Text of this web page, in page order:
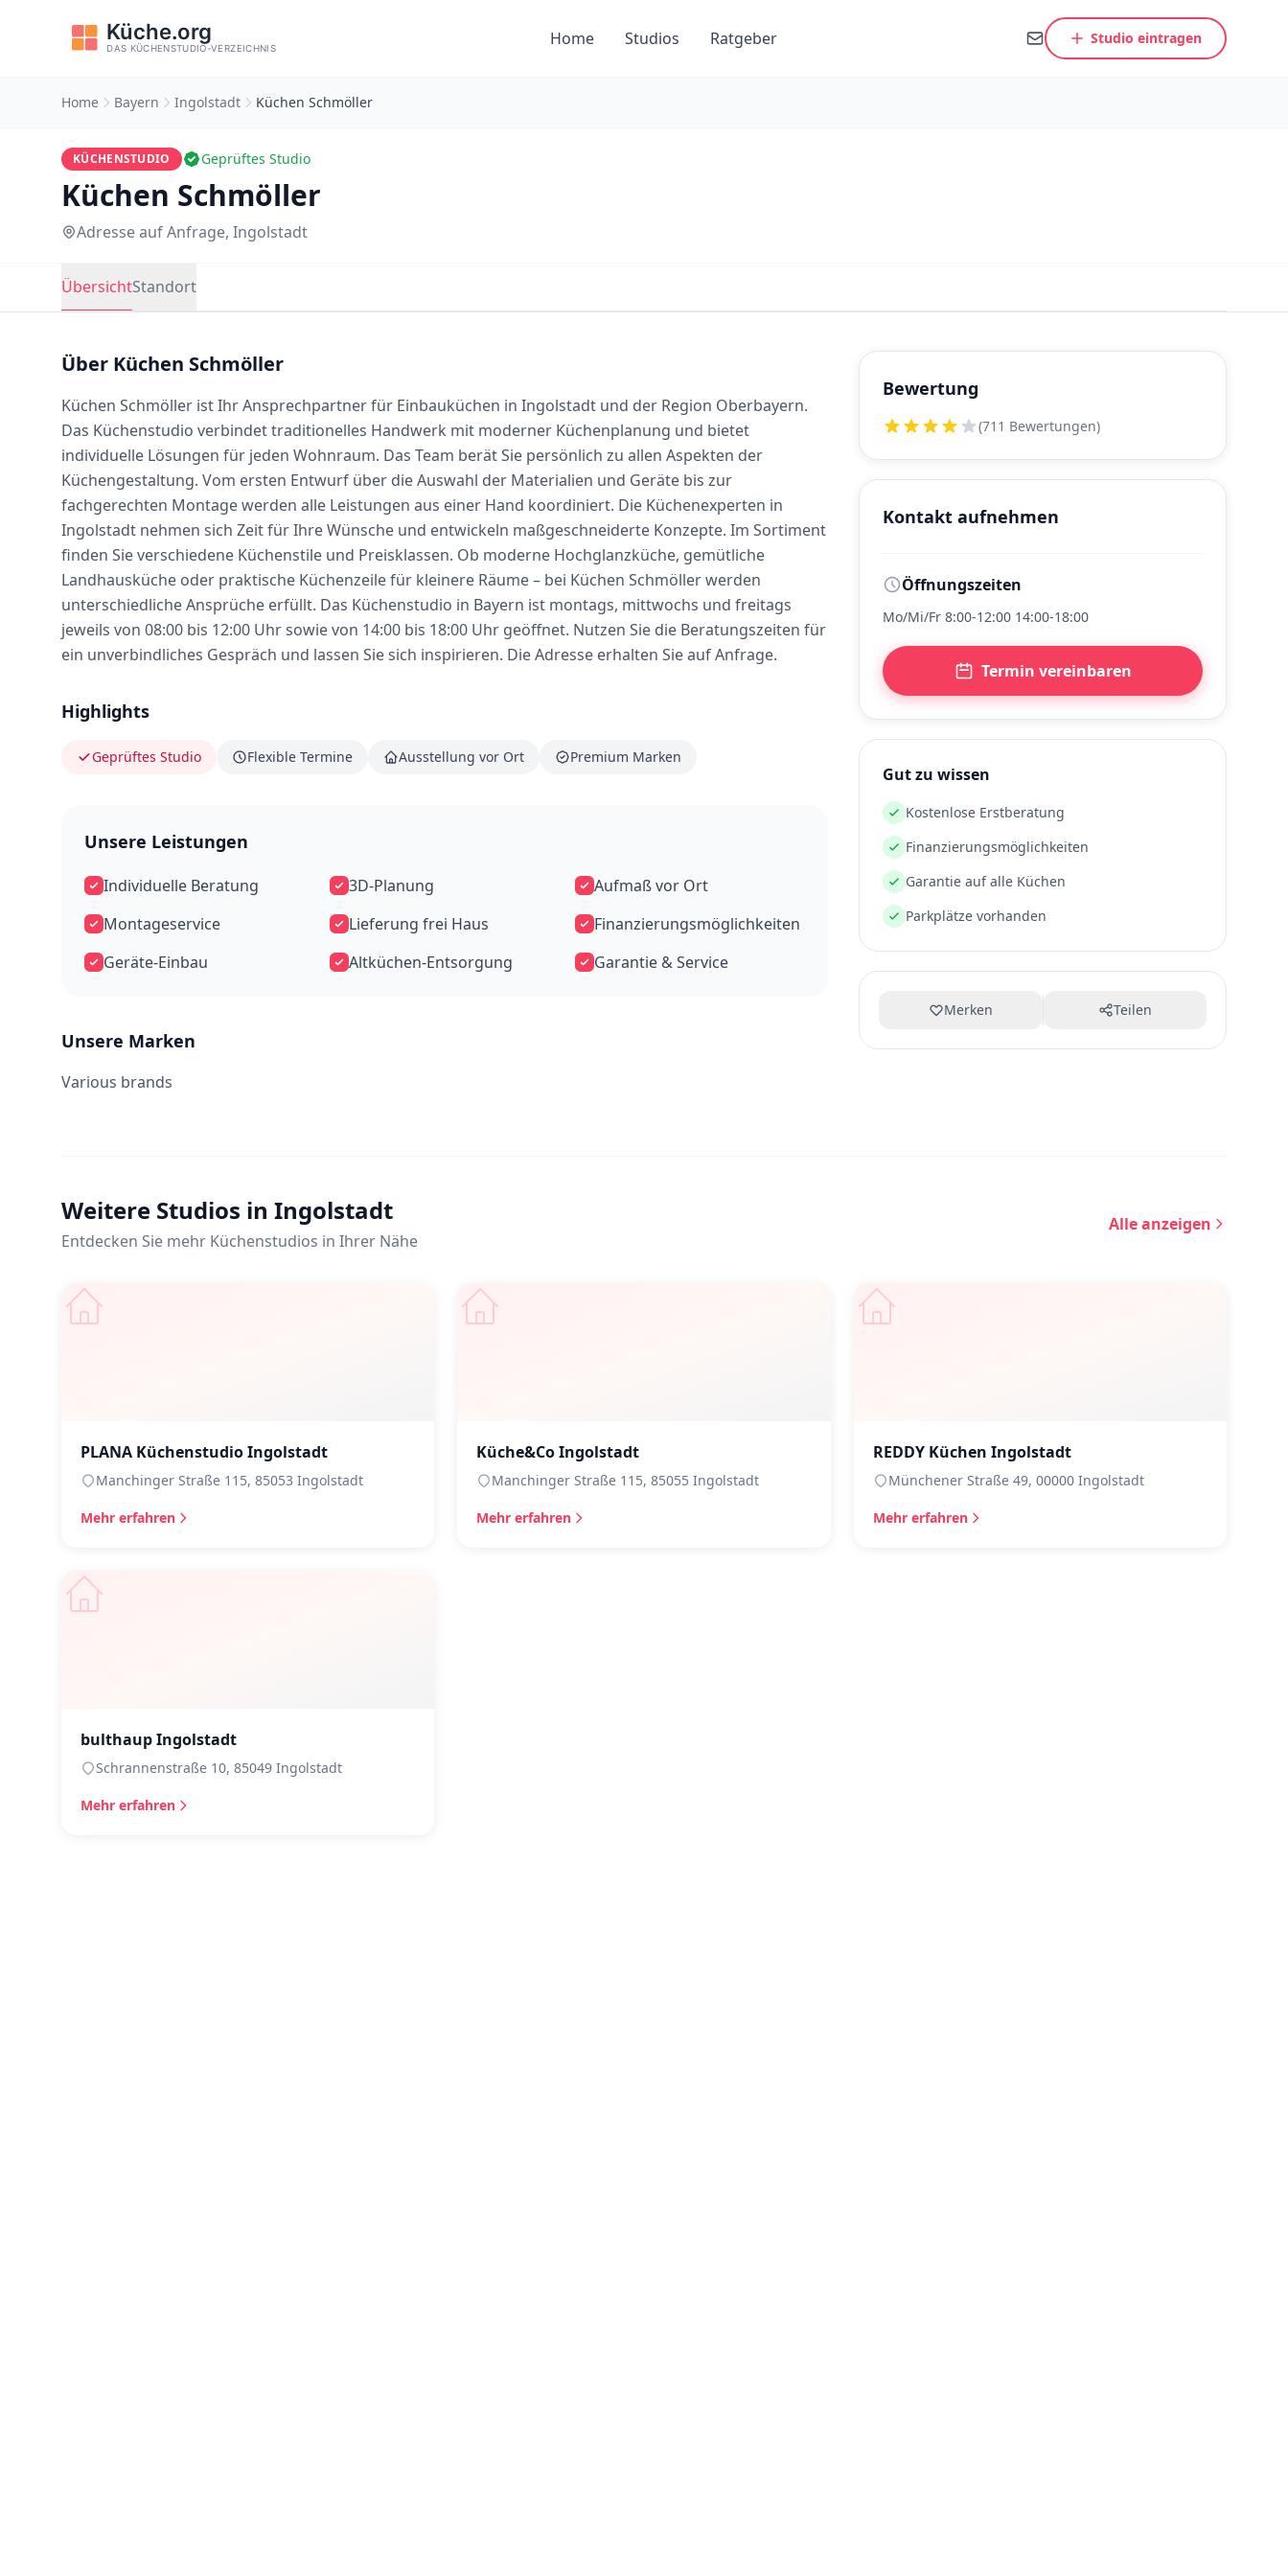
Home Studios Ratgeber Studio eintragen
Home Bayern Ingolstadt Küchen Schmöller
KÜCHENSTUDIO Geprüftes Studio
Küchen Schmöller
Adresse auf Anfrage, Ingolstadt
ÜbersichtStandort
Über Küchen Schmöller
Küchen Schmöller ist Ihr Ansprechpartner für Einbauküchen in Ingolstadt und der Region Oberbayern.
Das Küchenstudio verbindet traditionelles Handwerk mit moderner Küchenplanung und bietet
individuelle Lösungen für jeden Wohnraum. Das Team berät Sie persönlich zu allen Aspekten der
Küchengestaltung. Vom ersten Entwurf über die Auswahl der Materialien und Geräte bis zur
fachgerechten Montage werden alle Leistungen aus einer Hand koordiniert. Die Küchenexperten in
Ingolstadt nehmen sich Zeit für Ihre Wünsche und entwickeln maßgeschneiderte Konzepte. Im Sortiment
finden Sie verschiedene Küchenstile und Preisklassen. Ob moderne Hochglanzküche, gemütliche
Landhausküche oder praktische Küchenzeile für kleinere Räume – bei Küchen Schmöller werden
unterschiedliche Ansprüche erfüllt. Das Küchenstudio in Bayern ist montags, mittwochs und freitags
jeweils von 08:00 bis 12:00 Uhr sowie von 14:00 bis 18:00 Uhr geöffnet. Nutzen Sie die Beratungszeiten für
ein unverbindliches Gespräch und lassen Sie sich inspirieren. Die Adresse erhalten Sie auf Anfrage.
Highlights
Geprüftes Studio Flexible Termine Ausstellung vor Ort Premium Marken
Unsere Leistungen
Individuelle Beratung 3D-Planung
Aufmaß vor Ort
Montageservice
Lieferung frei Haus
Finanzierungsmöglichkeiten
Geräte-Einbau
Altküchen-Entsorgung Garantie & Service
Unsere Marken
Various brands
Bewertung
(711 Bewertungen)
Kontakt aufnehmen
Öffnungszeiten
Mo/Mi/Fr 8:00-12:00 14:00-18:00
Termin vereinbaren
Gut zu wissen
Kostenlose Erstberatung
Finanzierungsmöglichkeiten
Garantie auf alle Küchen
Parkplätze vorhanden
Merken Teilen
Weitere Studios in Ingolstadt
Entdecken Sie mehr Küchenstudios in Ihrer Nähe
Alle anzeigen
PLANA Küchenstudio Ingolstadt
Manchinger Straße 115, 85053 Ingolstadt
Mehr erfahren
Küche&Co Ingolstadt
Manchinger Straße 115, 85055 Ingolstadt
Mehr erfahren
REDDY Küchen Ingolstadt
Münchener Straße 49, 00000 Ingolstadt
Mehr erfahren
bulthaup Ingolstadt
Schrannenstraße 10, 85049 Ingolstadt
Mehr erfahren